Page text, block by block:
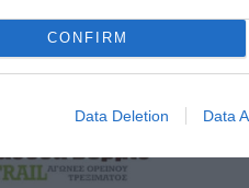
CONFIRM
Data Deletion Data